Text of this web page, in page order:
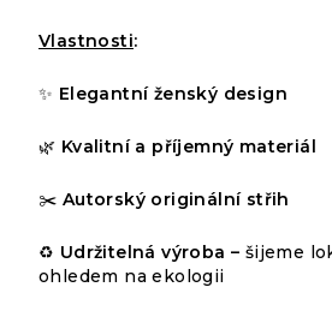
Vlastnosti:
✨ Elegantní ženský design
🌿 Kvalitní a příjemný materiál
✂️ Autorský originální střih
♻️ Udržitelná výroba – šijeme
ohledem na ekologii